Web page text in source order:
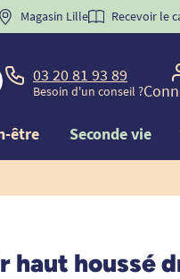
BIENVENUE" pourla 1ère
Magasin Lille Recevoir le
03 20 81 93 89
Besoin d'un conseil ?
être Seconde vie
haut houssé